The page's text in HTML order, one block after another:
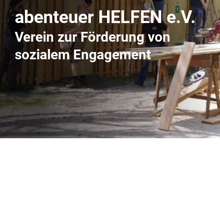
abenteuer HELFEN e.V.
Verein zur Förderung von
sozialem Engagement